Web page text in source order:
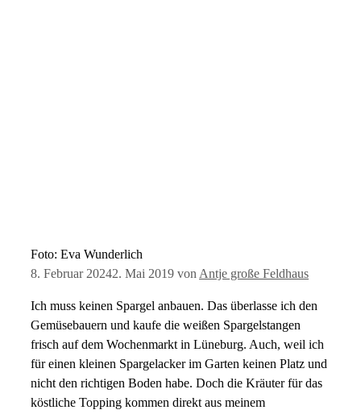
Foto: Eva Wunderlich
8. Februar 20242. Mai 2019 von Antje große Feldhaus
Ich muss keinen Spargel anbauen. Das überlasse ich den
Gemüsebauern und kaufe die weißen Spargelstangen
frisch auf dem Wochenmarkt in Lüneburg. Auch, weil ich
für einen kleinen Spargelacker im Garten keinen Platz und
nicht den richtigen Boden habe. Doch die Kräuter für das
köstliche Topping kommen direkt aus meinem